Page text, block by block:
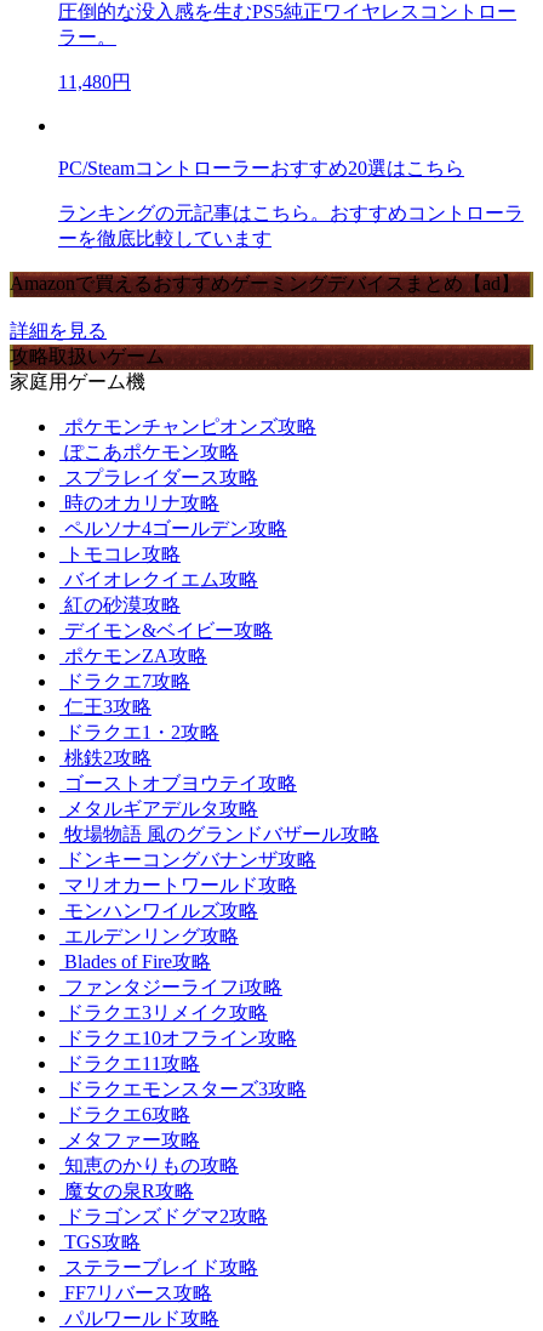
圧倒的な没入感を生むPS5純正ワイヤレスコントロー
ラー。
11,480円
PC/Steamコントローラーおすすめ20選はこちら
ランキングの元記事はこちら。おすすめコントローラ
ーを徹底比較しています
Amazonで買えるおすすめゲーミングデバイスまとめ【ad】
詳細を見る
攻略取扱いゲーム
家庭用ゲーム機
ポケモンチャンピオンズ攻略
ぽこあポケモン攻略
スプラレイダース攻略
時のオカリナ攻略
ペルソナ4ゴールデン攻略
トモコレ攻略
バイオレクイエム攻略
紅の砂漠攻略
デイモン&ベイビー攻略
ポケモンZA攻略
ドラクエ7攻略
仁王3攻略
ドラクエ1・2攻略
桃鉄2攻略
ゴーストオブヨウテイ攻略
メタルギアデルタ攻略
牧場物語 風のグランドバザール攻略
ドンキーコングバナンザ攻略
マリオカートワールド攻略
モンハンワイルズ攻略
エルデンリング攻略
Blades of Fire攻略
ファンタジーライフi攻略
ドラクエ3リメイク攻略
ドラクエ10オフライン攻略
ドラクエ11攻略
ドラクエモンスターズ3攻略
ドラクエ6攻略
メタファー攻略
知恵のかりもの攻略
魔女の泉R攻略
ドラゴンズドグマ2攻略
TGS攻略
ステラーブレイド攻略
FF7リバース攻略
パルワールド攻略